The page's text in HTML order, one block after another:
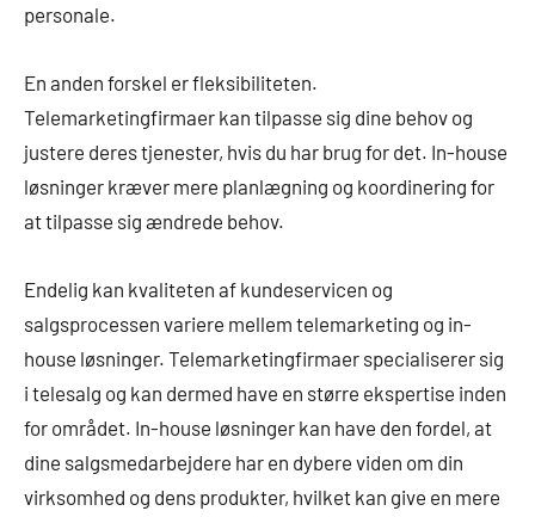
personale.
En anden forskel er fleksibiliteten.
Telemarketingfirmaer kan tilpasse sig dine behov og
justere deres tjenester, hvis du har brug for det. In-house
løsninger kræver mere planlægning og koordinering for
at tilpasse sig ændrede behov.
Endelig kan kvaliteten af kundeservicen og
salgsprocessen variere mellem telemarketing og in-
house løsninger. Telemarketingfirmaer specialiserer sig
i telesalg og kan dermed have en større ekspertise inden
for området. In-house løsninger kan have den fordel, at
dine salgsmedarbejdere har en dybere viden om din
virksomhed og dens produkter, hvilket kan give en mere